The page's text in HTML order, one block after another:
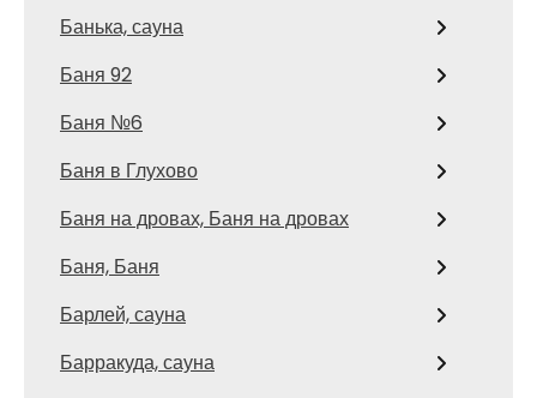
Банька, сауна
Баня 92
Баня №6
Баня в Глухово
Баня на дровах, Баня на дровах
Баня, Баня
Барлей, сауна
Барракуда, сауна